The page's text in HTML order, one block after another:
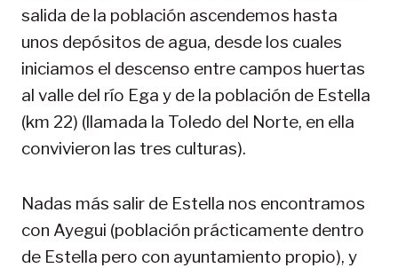
salida de la población ascendemos hasta
unos depósitos de agua, desde los cuales
iniciamos el descenso entre campos huertas
al valle del río Ega y de la población de Estella
(km 22) (llamada la Toledo del Norte, en ella
convivieron las tres culturas).
Nadas más salir de Estella nos encontramos
con Ayegui (población prácticamente dentro
de Estella pero con ayuntamiento propio), y